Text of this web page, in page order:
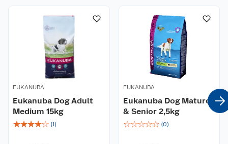
EUKANUBA
Eukanuba Dog Adult
Medium 15kg
☆☆☆☆☆ (1)
EUKANUBA
Eukanuba Dog Mature
& Senior 2,5kg
☆☆☆☆☆ (0)
Våre butikker
Våre merkevarer
Coop kjeder
Ledige stillinger
Angre- og returrett
Reklamasjon og garanti
Ofte stilte spørsmål
Betalingsalternativer
Leveringsalternativer
Åpent kjøp